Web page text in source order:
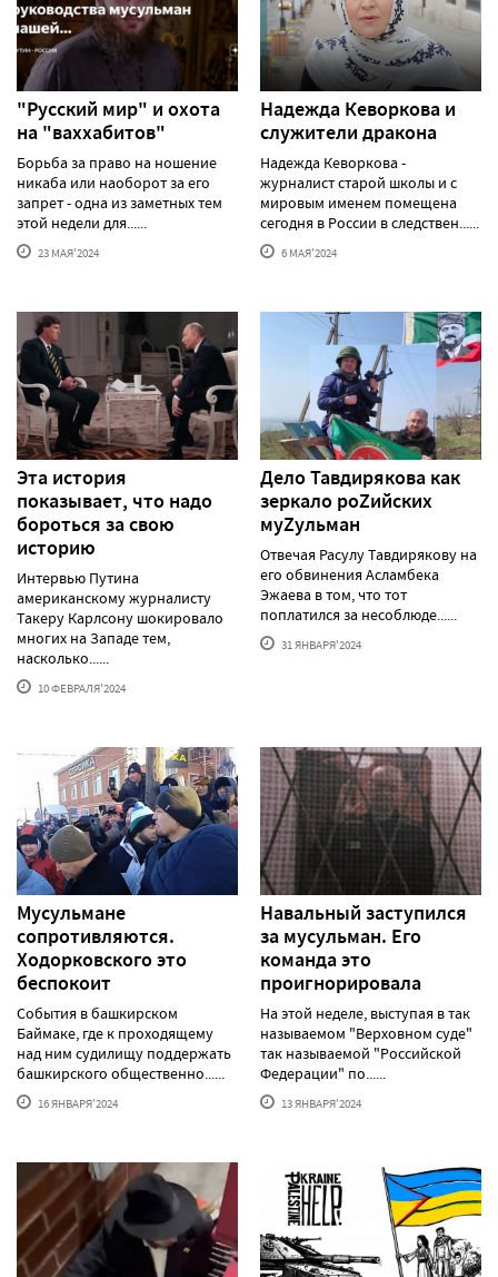
"Русский мир" и охота
на "ваххабитов"
Борьба за право на ношение
никаба или наоборот за его
запрет - одна из заметных тем
этой недели для......
23 МАЯ'2024
Надежда Кеворкова и
служители дракона
Надежда Кеворкова -
журналист старой школы и с
мировым именем помещена
сегодня в России в следствен......
6 МАЯ'2024
Эта история
показывает, что надо
бороться за свою
историю
Интервью Путина
американскому журналисту
Такеру Карлсону шокировало
многих на Западе тем,
насколько......
10 ФЕВРАЛЯ'2024
Дело Тавдирякова как
зеркало роZийских
муZульман
Отвечая Расулу Тавдирякову на
его обвинения Асламбека
Эжаева в том, что тот
поплатился за несоблюде......
31 ЯНВАРЯ'2024
Мусульмане
сопротивляются.
Ходорковского это
беспокоит
События в башкирском
Баймаке, где к проходящему
над ним судилищу поддержать
башкирского общественно......
16 ЯНВАРЯ'2024
Навальный заступился
за мусульман. Его
команда это
проигнорировала
На этой неделе, выступая в так
называемом "Верховном суде"
так называемой "Российской
Федерации" по......
13 ЯНВАРЯ'2024